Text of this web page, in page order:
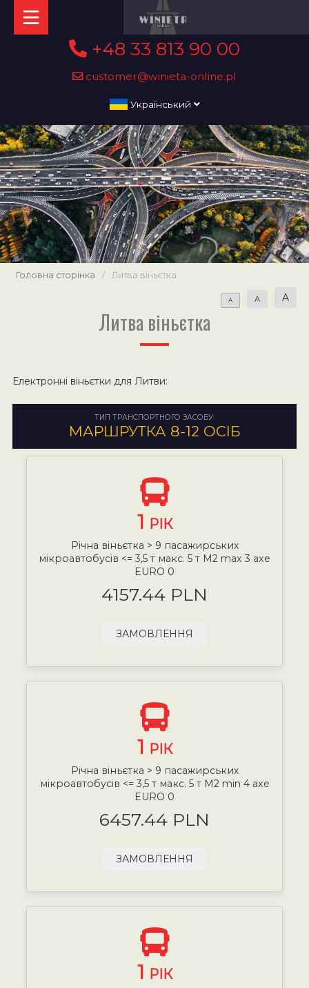
+48 33 813 90 00
customer@winieta-online.pl
Український
Головна сторінка / Литва віньєтка
A A A
Литва віньєтка
Електронні віньєтки для Литви:
ТИП ТРАНСПОРТНОГО ЗАСОБУ:
МАРШРУТКА 8-12 ОСІБ
1 РІК
Річна віньєтка > 9 пасажирських
мікроавтобусів <= 3,5 т макс. 5 т М2 max 3 axe
EURO 0
4157.44 PLN
ЗАМОВЛЕННЯ
1 РІК
Річна віньєтка > 9 пасажирських
мікроавтобусів <= 3,5 т макс. 5 т М2 min 4 axe
EURO 0
6457.44 PLN
ЗАМОВЛЕННЯ
1 РІК